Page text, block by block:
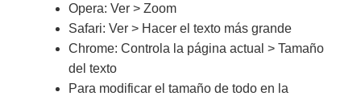
Opera: Ver > Zoom
Safari: Ver > Hacer el texto más grande
Chrome: Controla la página actual > Tamaño
del texto
Para modificar el tamaño de todo en la